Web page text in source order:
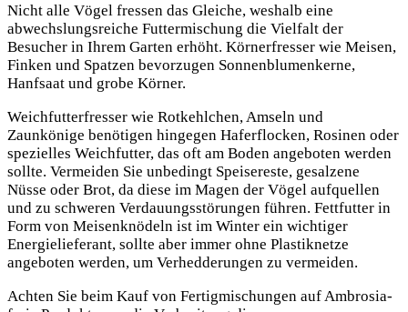
Nicht alle Vögel fressen das Gleiche, weshalb eine
abwechslungsreiche Futtermischung die Vielfalt der
Besucher in Ihrem Garten erhöht. Körnerfresser wie Meisen,
Finken und Spatzen bevorzugen Sonnenblumenkerne,
Hanfsaat und grobe Körner.
Weichfutterfresser wie Rotkehlchen, Amseln und
Zaunkönige benötigen hingegen Haferflocken, Rosinen oder
spezielles Weichfutter, das oft am Boden angeboten werden
sollte. Vermeiden Sie unbedingt Speisereste, gesalzene
Nüsse oder Brot, da diese im Magen der Vögel aufquellen
und zu schweren Verdauungsstörungen führen. Fettfutter in
Form von Meisenknödeln ist im Winter ein wichtiger
Energielieferant, sollte aber immer ohne Plastiknetze
angeboten werden, um Verhedderungen zu vermeiden.
Achten Sie beim Kauf von Fertigmischungen auf Ambrosia-